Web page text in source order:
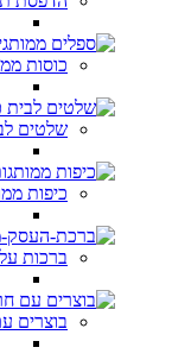
כוסות
שלטים
כיפות
ברכות
בוצרים